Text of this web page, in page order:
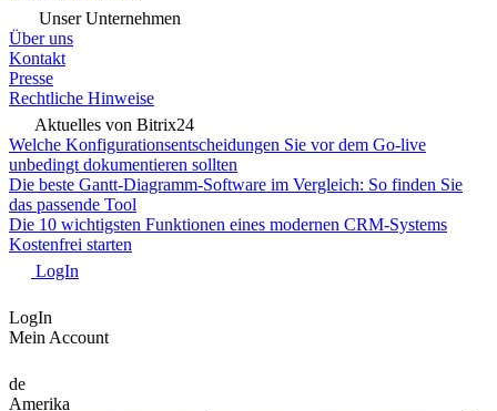
Unser Unternehmen
Über uns
Kontakt
Presse
Rechtliche Hinweise
Aktuelles von Bitrix24
Welche Konfigurationsentscheidungen Sie vor dem Go-live
unbedingt dokumentieren sollten
Die beste Gantt-Diagramm-Software im Vergleich: So finden Sie
das passende Tool
Die 10 wichtigsten Funktionen eines modernen CRM-Systems
Kostenfrei starten
LogIn
LogIn
Mein Account
de
Amerika